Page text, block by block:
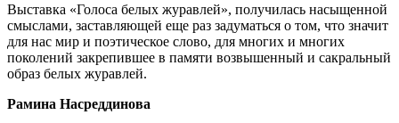
Выставка «Голоса белых журавлей», по­лучилась насыщенной
смыслами, заставляющей еще раз задуматься о том, что значит
для нас мир и по­этическое слово, для многих и многих
поколений закрепившее в памяти воз­вышенный и сакральный
образ белых журавлей.
Рамина Насреддинова